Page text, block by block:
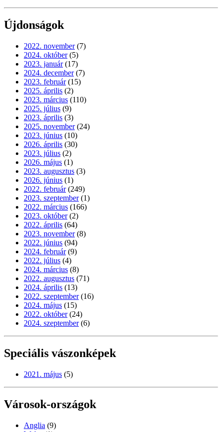
Újdonságok
2022. november (7)
2024. október (5)
2023. január (17)
2024. december (7)
2023. február (15)
2025. április (2)
2023. március (110)
2025. július (9)
2023. április (3)
2025. november (24)
2023. június (10)
2026. április (30)
2023. július (2)
2026. május (1)
2023. augusztus (3)
2026. június (1)
2022. február (249)
2023. szeptember (1)
2022. március (166)
2023. október (2)
2022. április (64)
2023. november (8)
2022. június (94)
2024. február (9)
2022. július (4)
2024. március (8)
2022. augusztus (71)
2024. április (13)
2022. szeptember (16)
2024. május (15)
2022. október (24)
2024. szeptember (6)
Speciális vászonképek
2021. május (5)
Városok-országok
Anglia (9)